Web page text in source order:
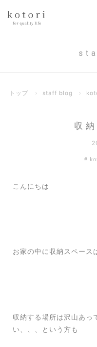
トップ › staff blog ›
収
こんにちは
お家の中に収納スペース
収納する場所は沢山あっ
い、、、という方も